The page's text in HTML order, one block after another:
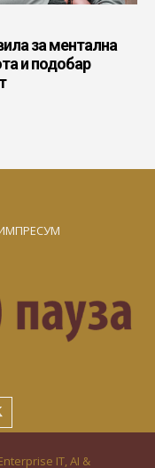
за ментална
и подобар
IT, AI &